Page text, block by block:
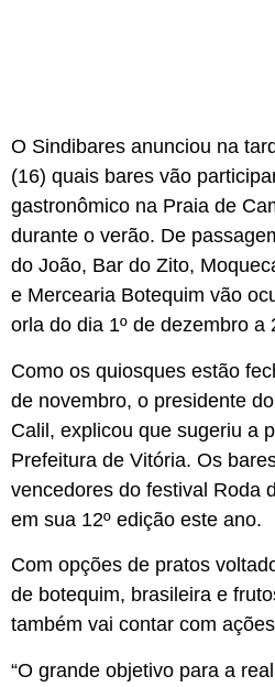
O Sindibares anunciou na
(16) quais bares vão
gastronômico na Praia de
durante o verão. De
do João, Bar do Zito,
e Mercearia Botequim vão
orla do dia 1º de dezembro a
Como os quiosques estão
de novembro, o presidente
Calil, explicou que sugeriu a
Prefeitura de Vitória. Os
vencedores do festival Roda
em sua 12º edição este ano.
Com opções de pratos
de botequim, brasileira e
também vai contar com
“O grande objetivo para a